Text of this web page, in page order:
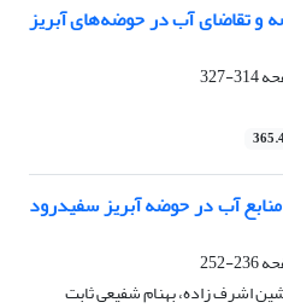
و تقاضای آب در حوضه‌های آبریز
314-327
آب در حوضه آبریز سفیدرود
236-252
اشرف زاده، بهنام شفیعی ثابت